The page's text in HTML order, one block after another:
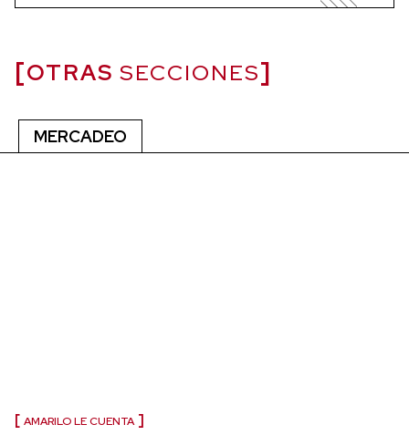
OTRAS SECCIONES
MERCADEO
AMARILO LE CUENTA